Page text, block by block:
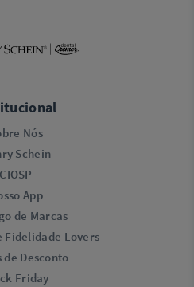
Nós
Schein
CIOSP
App
de Marcas
Fidelidade Lovers​
de Desconto
Friday